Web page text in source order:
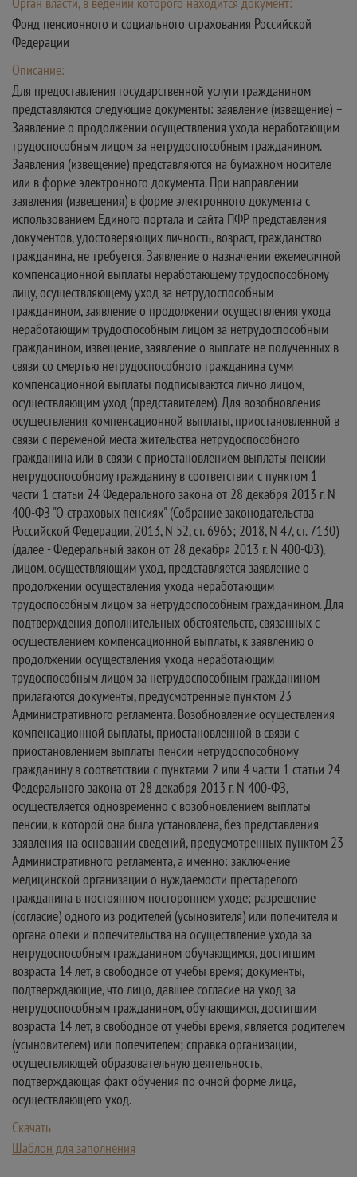
Фонд пенсионного и социального страхования Российской
Федерации
Описание:
Для предоставления государственной услуги гражданином
представляются следующие документы: заявление (извещение) –
Заявление о продолжении осуществления ухода неработающим
трудоспособным лицом за нетрудоспособным гражданином.
Заявления (извещение) представляются на бумажном носителе
или в форме электронного документа. При направлении
заявления (извещения) в форме электронного документа с
использованием Единого портала и сайта ПФР представления
документов, удостоверяющих личность, возраст, гражданство
гражданина, не требуется. Заявление о назначении ежемесячной
компенсационной выплаты неработающему трудоспособному
лицу, осуществляющему уход за нетрудоспособным
гражданином, заявление о продолжении осуществления ухода
неработающим трудоспособным лицом за нетрудоспособным
гражданином, извещение, заявление о выплате не полученных в
связи со смертью нетрудоспособного гражданина сумм
компенсационной выплаты подписываются лично лицом,
осуществляющим уход (представителем). Для возобновления
осуществления компенсационной выплаты, приостановленной в
связи с переменой места жительства нетрудоспособного
гражданина или в связи с приостановлением выплаты пенсии
нетрудоспособному гражданину в соответствии с пунктом 1
части 1 статьи 24 Федерального закона от 28 декабря 2013 г. N
400-ФЗ "О страховых пенсиях" (Собрание законодательства
Российской Федерации, 2013, N 52, ст. 6965; 2018, N 47, ст. 7130)
(далее - Федеральный закон от 28 декабря 2013 г. N 400-ФЗ),
лицом, осуществляющим уход, представляется заявление о
продолжении осуществления ухода неработающим
трудоспособным лицом за нетрудоспособным гражданином. Для
подтверждения дополнительных обстоятельств, связанных с
осуществлением компенсационной выплаты, к заявлению о
продолжении осуществления ухода неработающим
трудоспособным лицом за нетрудоспособным гражданином
прилагаются документы, предусмотренные пунктом 23
Административного регламента. Возобновление осуществления
компенсационной выплаты, приостановленной в связи с
приостановлением выплаты пенсии нетрудоспособному
гражданину в соответствии с пунктами 2 или 4 части 1 статьи 24
Федерального закона от 28 декабря 2013 г. N 400-ФЗ,
осуществляется одновременно с возобновлением выплаты
пенсии, к которой она была установлена, без представления
заявления на основании сведений, предусмотренных пунктом 23
Административного регламента, а именно: заключение
медицинской организации о нуждаемости престарелого
гражданина в постоянном постороннем уходе; разрешение
(согласие) одного из родителей (усыновителя) или попечителя и
органа опеки и попечительства на осуществление ухода за
нетрудоспособным гражданином обучающимся, достигшим
возраста 14 лет, в свободное от учебы время; документы,
подтверждающие, что лицо, давшее согласие на уход за
нетрудоспособным гражданином, обучающимся, достигшим
возраста 14 лет, в свободное от учебы время, является родителем
(усыновителем) или попечителем; справка организации,
осуществляющей образовательную деятельность,
подтверждающая факт обучения по очной форме лица,
осуществляющего уход.
Скачать
Шаблон для заполнения